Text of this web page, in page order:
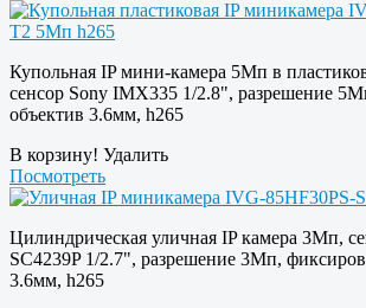
Купольная IP мини-камера 5Мп в
сенсор Sony IMX335 1/2.8", разрешение
объектив 3.6мм, h265
В корзину! Удалить
Посмотреть
Цилиндрическая уличная IP камера 3Мп,
SC4239P 1/2.7", разрешение 3Мп,
3.6мм, h265